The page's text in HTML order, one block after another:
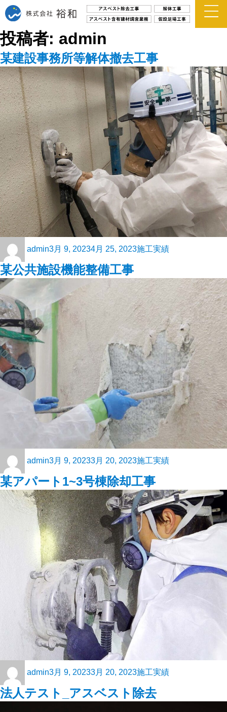
投稿者: admin
某建設事務所等解体撤去工事
admin3月 9, 20234月 25, 2023施工実績
某公共施設機能整備工事
admin3月 9, 20233月 20, 2023施工実績
某アパート1~3号棟除却工事
admin3月 9, 20233月 20, 2023施工実績
法人テスト_アスベスト除去